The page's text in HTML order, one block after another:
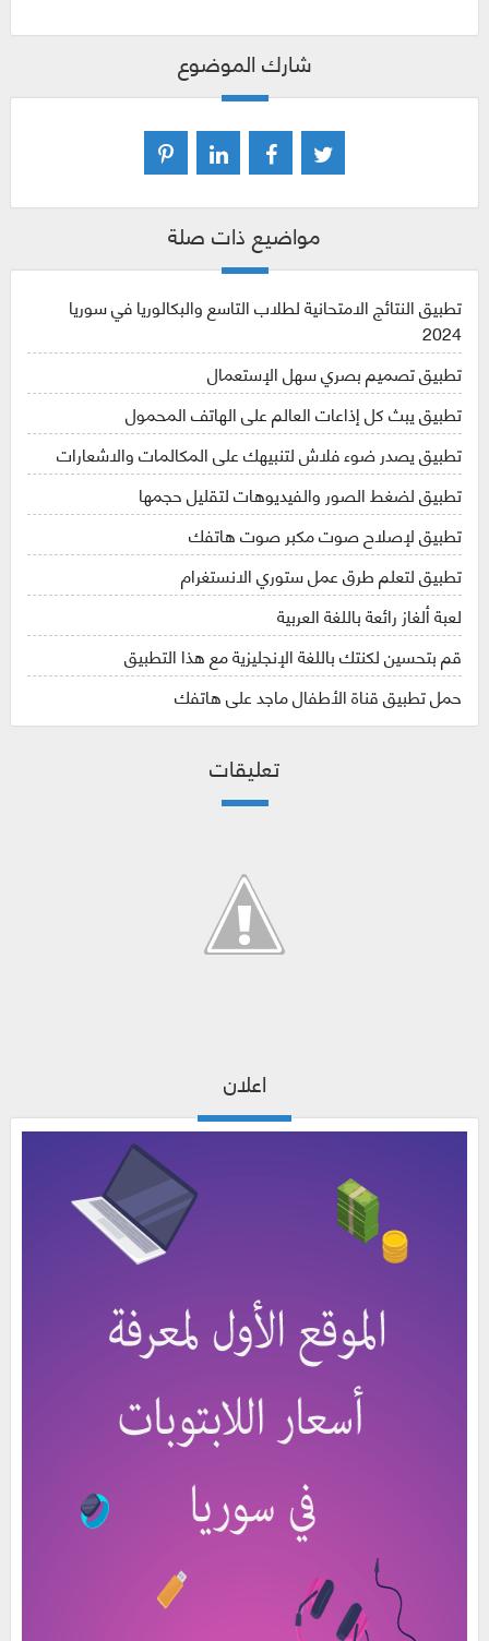
شارك الموضوع
مواضيع ذات صلة
تطبيق النتائج الامتحانية لطلاب التاسع والبكالوريا في سوريا
2024
تطبيق تصميم بصري سهل الإستعمال
تطبيق يبث كل إذاعات العالم على الهاتف المحمول
تطبيق يصدر ضوء فلاش لتنبيهك على المكالمات والاشعارات
تطبيق لضغط الصور والفيديوهات لتقليل حجمها
تطبيق لإصلاح صوت مكبر صوت هاتفك
تطبيق لتعلم طرق عمل ستوري الانستغرام
لعبة ألغاز رائعة باللغة العربية
قم بتحسين لكنتك باللغة الإنجليزية مع هذا التطبيق
حمل تطبيق قناة الأطفال ماجد على هاتفك
تعليقات
اعلان